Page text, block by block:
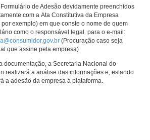
de Adesão devidamente preenchidos
com a Ata Constitutiva da Empresa
exemplo) em que conste o nome de quem
como o responsável legal. para o e-mail:
(Procuração caso seja
que assine pela empresa)
documentação, a Secretaria Nacional do
realizará a análise das informações e, estando
a adesão da empresa à plataforma.